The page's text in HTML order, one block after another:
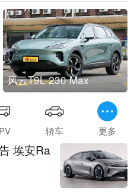
风云T9L 230 Max
轿车 更多
埃安Ra